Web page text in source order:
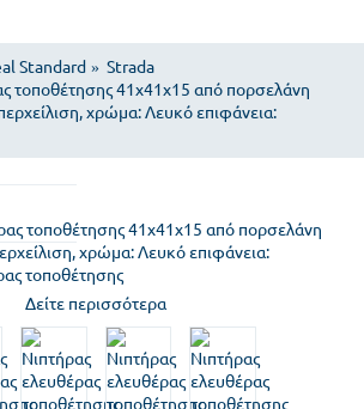
Standard
Strada
τοποθέτησης 41x41x15 από πορσελάνη
χρώμα: Λευκό επιφάνεια:
Δείτε περισσότερα